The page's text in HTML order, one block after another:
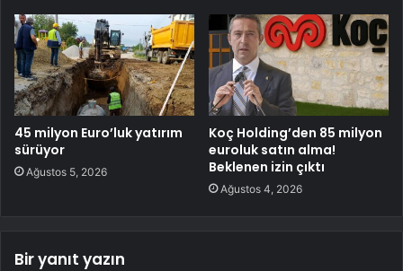
45 milyon Euro’luk yatırım
sürüyor
Ağustos 5, 2026
Koç Holding’den 85 milyon
euroluk satın alma!
Beklenen izin çıktı
Ağustos 4, 2026
Bir yanıt yazın